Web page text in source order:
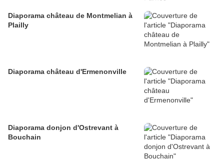
Diaporama château de Montmelian à
Plailly
Diaporama château d'Ermenonville
Diaporama donjon d'Ostrevant à
Bouchain